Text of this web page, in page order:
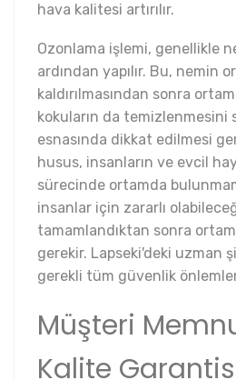
hava kalitesi artırılır.
Ozonlama işlemi, genellikle
ardından yapılır. Bu, nemin
kaldırılmasından sonra
kokuların da temizlenmesini
esnasında dikkat edilmesi
husus, insanların ve evcil
sürecinde ortamda
insanlar için zararlı
tamamlandıktan sonra
gerekir. Lapseki'deki uzman
gerekli tüm güvenlik
Müşteri
Kalite